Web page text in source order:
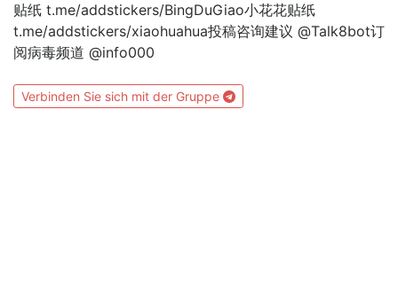
贴纸 t.me/addstickers/BingDuGiao小花花贴纸
t.me/addstickers/xiaohuahua投稿咨询建议 @Talk8bot订
阅病毒频道 @info000
Verbinden Sie sich mit der Gruppe